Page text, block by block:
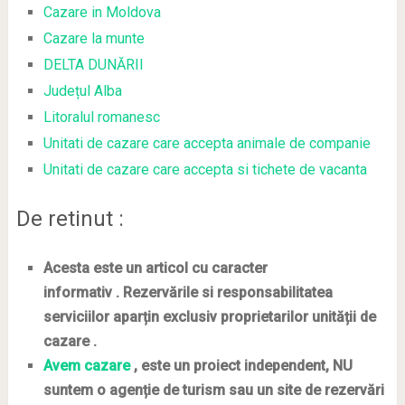
Cazare in Moldova
Cazare la munte
DELTA DUNĂRII
Județul Alba
Litoralul romanesc
Unitati de cazare care accepta animale de companie
Unitati de cazare care accepta si tichete de vacanta
De retinut :
Acesta este un articol cu caracter
informativ . Rezervările si responsabilitatea
serviciilor aparțin exclusiv proprietarilor unității de
cazare .
Avem cazare, este un proiect independent, NU
suntem o agenție de turism sau un site de rezervări